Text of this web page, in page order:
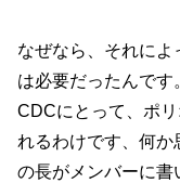
なぜなら、それに
は必要だったんです
CDCにとって、ポ
れるわけです、何
の長がメンバーに書